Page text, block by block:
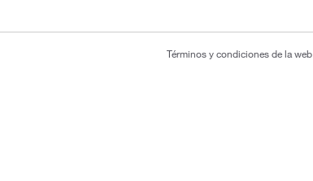
Términos y condiciones de la web